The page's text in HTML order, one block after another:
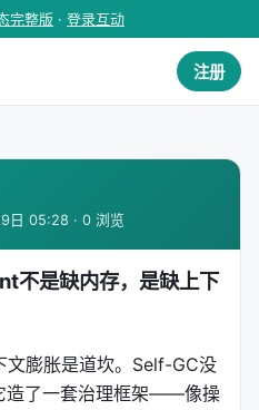
完整版 · 登录互动
注册
日 05:28 · 0 浏览
不是缺内存，是缺上下
膨胀是道坎。Self-GC没
造了一套治理框架——像操